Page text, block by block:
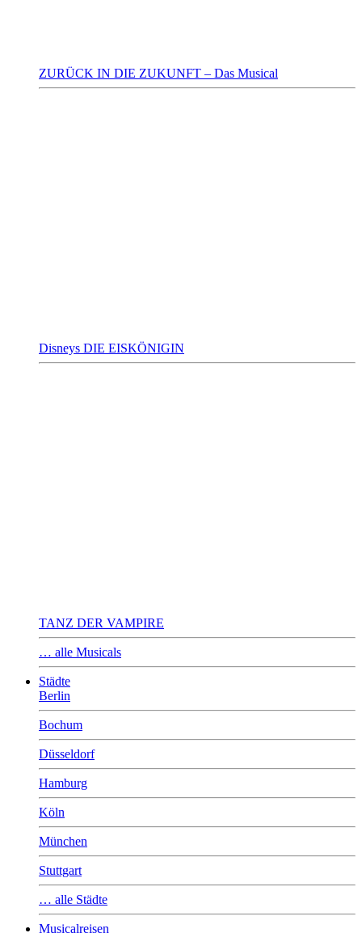
ZURÜCK IN DIE ZUKUNFT – Das Musical
Disneys DIE EISKÖNIGIN
TANZ DER VAMPIRE
… alle Musicals
Städte
Berlin
Bochum
Düsseldorf
Hamburg
Köln
München
Stuttgart
… alle Städte
Musicalreisen